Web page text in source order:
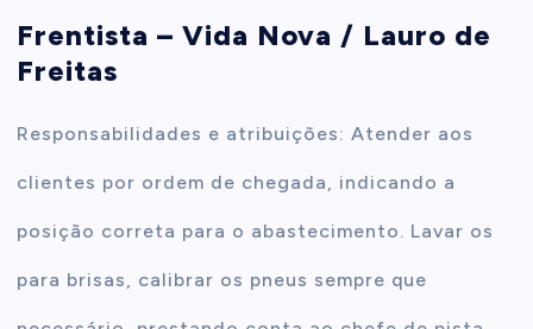
Frentista – Vida Nova / Lauro de
Freitas
Responsabilidades e atribuições: Atender aos
clientes por ordem de chegada, indicando a
posição correta para o abastecimento. Lavar os
para brisas, calibrar os pneus sempre que